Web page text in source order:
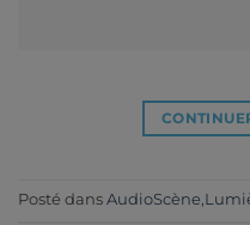
Posté dans AudioScène,